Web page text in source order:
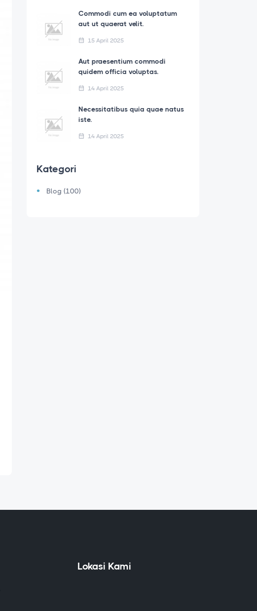
Commodi cum ea voluptatum
aut ut quaerat velit.
15 April 2025
Aut praesentium commodi
quidem officia voluptas.
14 April 2025
Necessitatibus quia quae natus
iste.
14 April 2025
Kategori
Blog (100)
Lokasi Kami